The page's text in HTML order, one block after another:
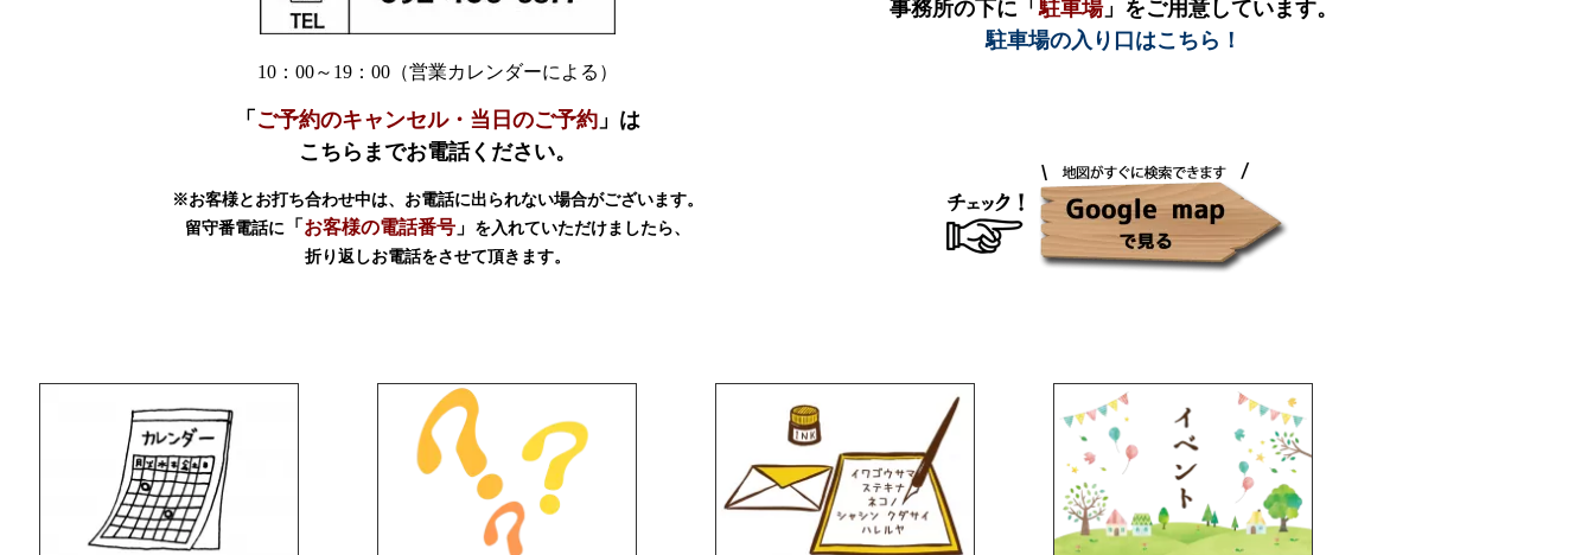
10：00～19：00（営業カレンダーによる）
「 ご予約のキャンセル・当日のご予約 」は
こちらまでお電話ください。
※お客様とお打ち合わせ中は、お電話に出られない場合がございます。
留守番電話に
「 お客様の電話番号 」 を入れていただけましたら、
折り返しお電話をさせて頂きます。
事務所の下に「駐車場」をご用意しています。
駐車場の入り口はこちら！